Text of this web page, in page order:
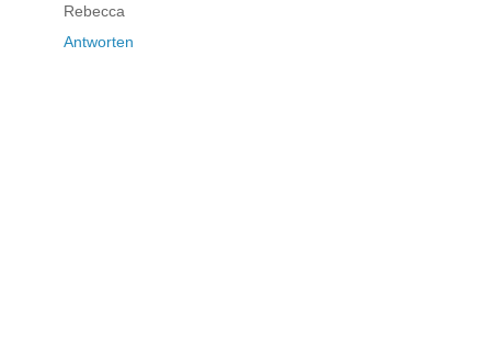
Rebecca
Antworten